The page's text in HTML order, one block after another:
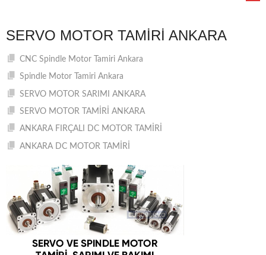
SERVO MOTOR TAMIRI ANKARA
CNC Spindle Motor Tamiri Ankara
Spindle Motor Tamiri Ankara
SERVO MOTOR SARIMI ANKARA
SERVO MOTOR TAMİRİ ANKARA
ANKARA FIRÇALI DC MOTOR TAMİRİ
ANKARA DC MOTOR TAMİRİ